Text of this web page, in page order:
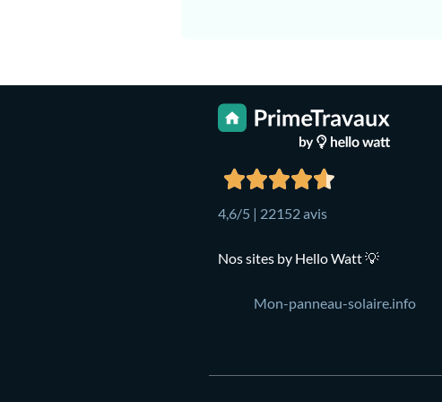
4,6/5 | 22152 avis
Nos sites by Hello Watt 💡
Mon-panneau-solaire.info